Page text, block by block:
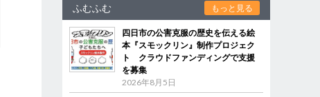
ふむふむ もっと見る
四日市の公害克服の歴史を伝える絵
本『スモックリン』制作プロジェク
ト クラウドファンディングで支援
を募集
2026年8月5日